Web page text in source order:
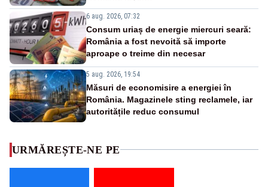
6 aug. 2026, 07:32
Consum uriaș de energie miercuri seară:
România a fost nevoită să importe
aproape o treime din necesar
5 aug. 2026, 19:54
Măsuri de economisire a energiei în
România. Magazinele sting reclamele, iar
autoritățile reduc consumul
URMĂREȘTE-NE PE